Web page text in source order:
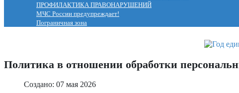
ПРОФИЛАКТИКА ПРАВОНАРУШЕНИЙ
МЧС России предупреждает!
Пограничная зона
Политика в отношении обработки
Создано: 07 мая 2026